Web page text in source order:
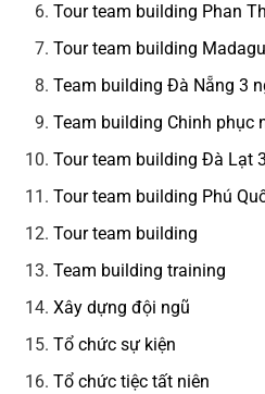
Tour team building Phan
Tour team building
Team building Đà Nẵng 3
Team building Chinh phục
Tour team building Đà Lạt
Tour team building Phú
Tour team building
Team building training
Xây dựng đội ngũ
Tổ chức sự kiện
Tổ chức tiệc tất niên